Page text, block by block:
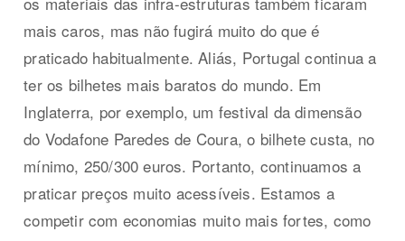
mais caros, mas não fugirá muito do que é
praticado habitualmente. Aliás, Portugal continua a
ter os bilhetes mais baratos do mundo. Em
Inglaterra, por exemplo, um festival da dimensão
do Vodafone Paredes de Coura, o bilhete custa, no
mínimo, 250/300 euros. Portanto, continuamos a
praticar preços muito acessíveis. Estamos a
competir com economias muito mais fortes, como